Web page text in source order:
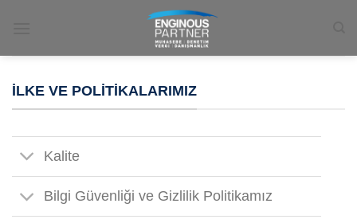
İLKE VE POLITIKALARIMIZ
Kalite
Bilgi Güvenliği ve Gizlilik Politikamız